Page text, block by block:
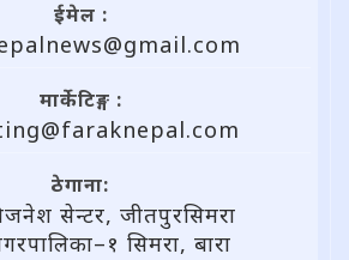
ईमेल :
मार्केटिङ्ग :
ठेगाना:
सेन्टर, जीतपुरसिमरा
सिमरा, बारा